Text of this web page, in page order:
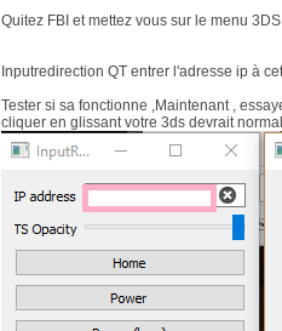
Quitez FBI et mettez vous sur le menu
Inputredirection QT entrer l'adresse ip à
Tester si sa fonctionne ,Maintenant ,
cliquer en glissant votre 3ds devrait